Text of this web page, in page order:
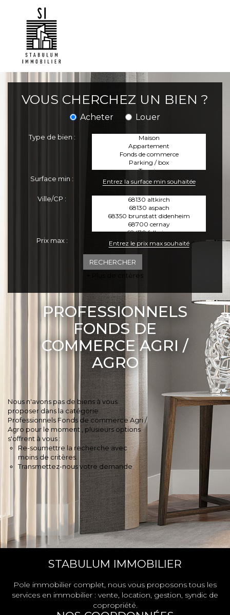
VOUS CHERCHEZ UN BIEN ?
Acheter Louer
Type de bien :
Surface min :
Ville/CP :
Prix max :
+ Plus de critères
PROFESSIONNELS
FONDS DE
COMMERCE AGRI /
AGRO
Nous n'avons pas de biens à vous
proposer dans la catégorie
Professionnels Fonds de commerce Agri /
Agro pour le moment , plusieurs options
s'offrent à vous :
Re-soumettre la recherche avec
moins de critères.
Transmettez-nous votre demande
STABULUM IMMOBILIER
Pole immobilier complet, nous vous proposons tous les
services en immobilier : vente, location, gestion, syndic de
copropriété.